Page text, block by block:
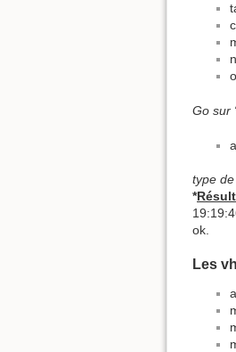
Go sur
type
*
ok.
Les